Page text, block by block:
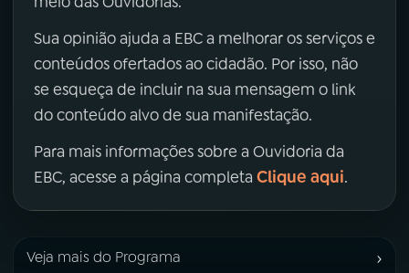
Sua opinião ajuda a EBC a melhorar os serviços e
conteúdos ofertados ao cidadão. Por isso, não
se esqueça de incluir na sua mensagem o link
do conteúdo alvo de sua manifestação.
Para mais informações sobre a Ouvidoria da
EBC, acesse a página completa Clique aqui.
Veja mais do Programa ›